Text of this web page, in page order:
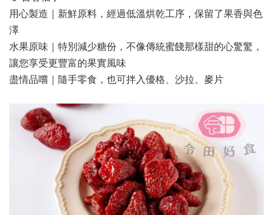
用心製造｜新鮮原料，經過低溫烘乾工序，保留了果香與色
澤
水果原味｜特別減少糖份，不像傳統蜜餞那樣甜的心驚驚，
讓您享受更豐富的果實風味
盡情品嚐｜隨手零食，也可拌入優格、沙拉、麥片